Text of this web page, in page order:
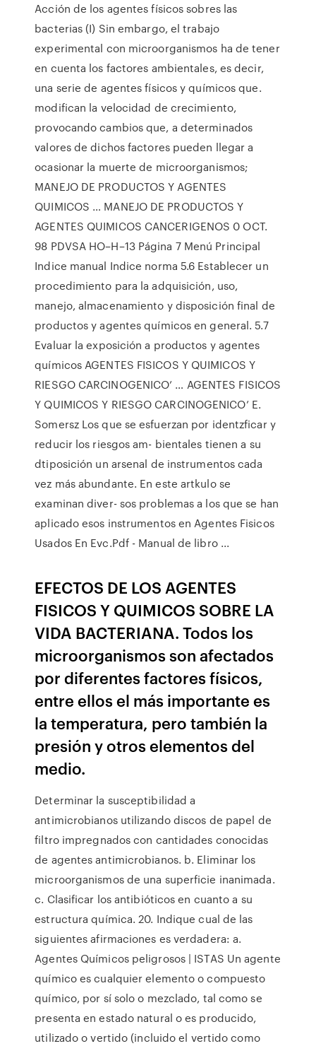
Acción de los agentes físicos sobres las
bacterias (I) Sin embargo, el trabajo
experimental con microorganismos ha de tener
en cuenta los factores ambientales, es decir,
una serie de agentes físicos y químicos que.
modifican la velocidad de crecimiento,
provocando cambios que, a determinados
valores de dichos factores pueden llegar a
ocasionar la muerte de microorganismos;
MANEJO DE PRODUCTOS Y AGENTES
QUIMICOS … MANEJO DE PRODUCTOS Y
AGENTES QUIMICOS CANCERIGENOS 0 OCT.
98 PDVSA HO–H–13 Página 7 Menú Principal
Indice manual Indice norma 5.6 Establecer un
procedimiento para la adquisición, uso,
manejo, almacenamiento y disposición final de
productos y agentes químicos en general. 5.7
Evaluar la exposición a productos y agentes
químicos AGENTES FISICOS Y QUIMICOS Y
RIESGO CARCINOGENICO’ … AGENTES FISICOS
Y QUIMICOS Y RIESGO CARCINOGENICO’ E.
Somersz Los que se esfuerzan por identzficar y
reducir los riesgos am- bientales tienen a su
dtiposición un arsenal de instrumentos cada
vez más abundante. En este artkulo se
examinan diver- sos problemas a los que se han
aplicado esos instrumentos en Agentes Fisicos
Usados En Evc.Pdf - Manual de libro ...
EFECTOS DE LOS AGENTES
FISICOS Y QUIMICOS SOBRE LA
VIDA BACTERIANA. Todos los
microorganismos son afectados
por diferentes factores físicos,
entre ellos el más importante es
la temperatura, pero también la
presión y otros elementos del
medio.
Determinar la susceptibilidad a
antimicrobianos utilizando discos de papel de
filtro impregnados con cantidades conocidas
de agentes antimicrobianos. b. Eliminar los
microorganismos de una superficie inanimada.
c. Clasificar los antibióticos en cuanto a su
estructura química. 20. Indique cual de las
siguientes afirmaciones es verdadera: a.
Agentes Químicos peligrosos | ISTAS Un agente
químico es cualquier elemento o compuesto
químico, por sí solo o mezclado, tal como se
presenta en estado natural o es producido,
utilizado o vertido (incluido el vertido como